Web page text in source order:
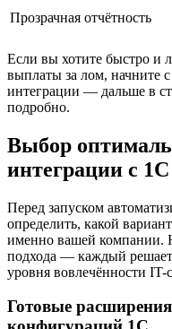
Прозрачная отчётность
Если вы хотите быстро и
выплаты за лом, начните
интеграции — дальше в
подробно.
Выбор
интеграции с 1С
Перед запуском
определить, какой
именно вашей компании.
подхода — каждый решает
уровня вовлечённости IT-
Готовые